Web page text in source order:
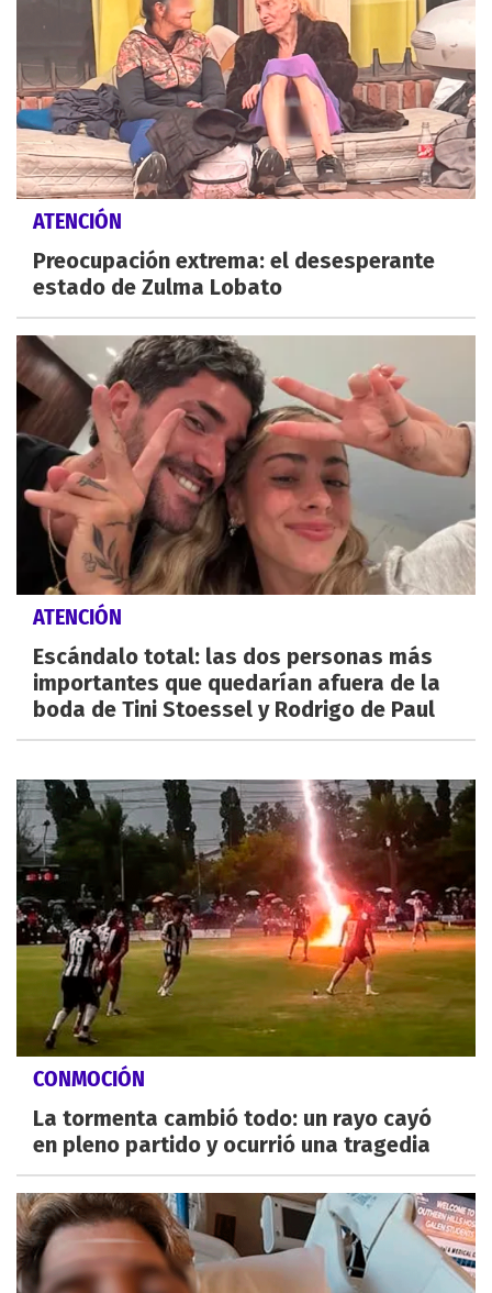
ATENCIÓN
Preocupación extrema: el desesperante
estado de Zulma Lobato
ATENCIÓN
Escándalo total: las dos personas más
importantes que quedarían afuera de la
boda de Tini Stoessel y Rodrigo de Paul
CONMOCIÓN
La tormenta cambió todo: un rayo cayó
en pleno partido y ocurrió una tragedia